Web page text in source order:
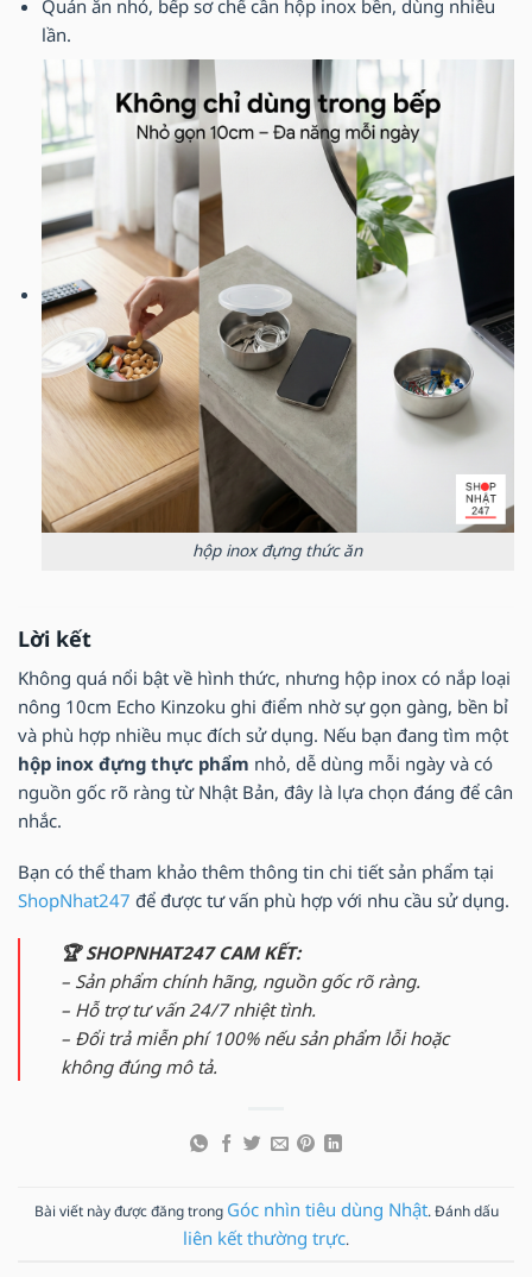
Quán ăn nhỏ, bếp sơ chế cần hộp inox bền, dùng nhiều
lần.
hộp inox đựng thức ăn
Lời kết
Không quá nổi bật về hình thức, nhưng hộp inox có nắp loại
nông 10cm Echo Kinzoku ghi điểm nhờ sự gọn gàng, bền bỉ
và phù hợp nhiều mục đích sử dụng. Nếu bạn đang tìm một
hộp inox đựng thực phẩm nhỏ, dễ dùng mỗi ngày và có
nguồn gốc rõ ràng từ Nhật Bản, đây là lựa chọn đáng để cân
nhắc.
Bạn có thể tham khảo thêm thông tin chi tiết sản phẩm tại
ShopNhat247 để được tư vấn phù hợp với nhu cầu sử dụng.
🏆 SHOPNHAT247 CAM KẾT:
– Sản phẩm chính hãng, nguồn gốc rõ ràng.
– Hỗ trợ tư vấn 24/7 nhiệt tình.
– Đổi trả miễn phí 100% nếu sản phẩm lỗi hoặc
không đúng mô tả.
Bài viết này được đăng trong Góc nhìn tiêu dùng Nhật. Đánh dấu
liên kết thường trực.